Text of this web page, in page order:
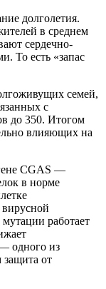
долголетия.
в среднем
сердечно-
То есть «запас
семей,
с
до 350. Итогом
влияющих на
CGAS —
в норме
работает
одного из
от